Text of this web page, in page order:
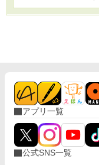
アプリ一覧
公式SNS一覧